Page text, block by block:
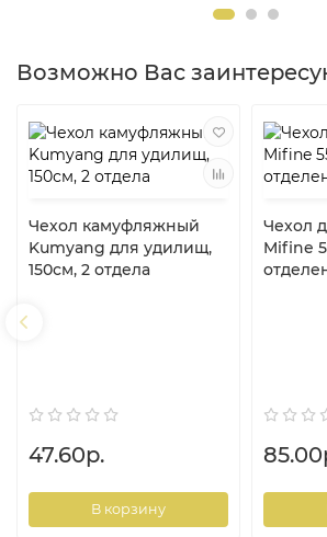
Возможно Вас
Чехол камуфляжный
Kumyang для удилищ,
150см, 2 отдела
47.60р.
В корзину
Чехол
Mifine